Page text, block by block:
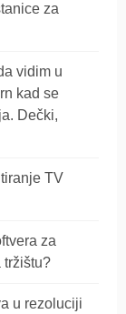
za
vidim u
kad se
Dečki,
TV
za
tržištu?
u rezoluciji